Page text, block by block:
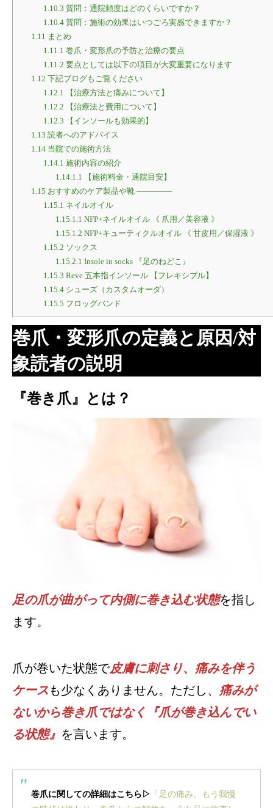
1.10.3 質問：通院頻度はどのくらいですか？
1.10.4質問：施術の効果はいつごろ実感できますか？
1.11 まとめ
1.11.1 巻爪・変形爪の予防と治療の要点
1.11.2 要点としては以下の項目が大変重要になります
1.12 下記ブログもご覧ください
1.12.1 【治療方法と痛みについて】
1.12.2 【治療法と費用について】
1.12.3 【インソールも効果的】
1.13 読者へのアドバイス
1.14当院での施術方法
1.14.1 施術内容の紹介
1.14.1.1 【施術料金・通院目安】
1.15 おすすめのケア製品や靴 ————–
1.15.1 ネイルオイル
1.15.1.1 NFP+ネイルオイル 《 爪用／美容液 》
1.15.1.2 NFP+キューティクルオイル 《 甘皮用／保湿液 》
1.15.2 ソックス
1.15.2.1 Insole in socks 『足のねどこ』
1.15.3 Reve 五本指インソール 【フレキシブル】
1.15.4シューズ（カスタムオーダ）
1.15.5 フロッグバンド
巻爪・変形爪の定義と原因/対
象読者の説明
『巻き爪』とは？
足の爪が曲がって内側に巻き込む状態を指し
ます。
爪が巻いた状態で皮膚に刺さり、痛みを伴う
ケースも少なくありません。ただし、 痛みが
ないから巻き爪ではなく『爪が巻き込んでい
る状態』 を言います。
巻爪に関しての詳細はこちら▷
「足の痛み、もう我慢